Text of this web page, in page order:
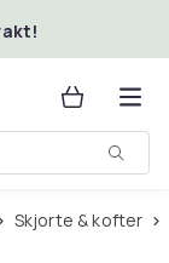
Skjorte & kofter